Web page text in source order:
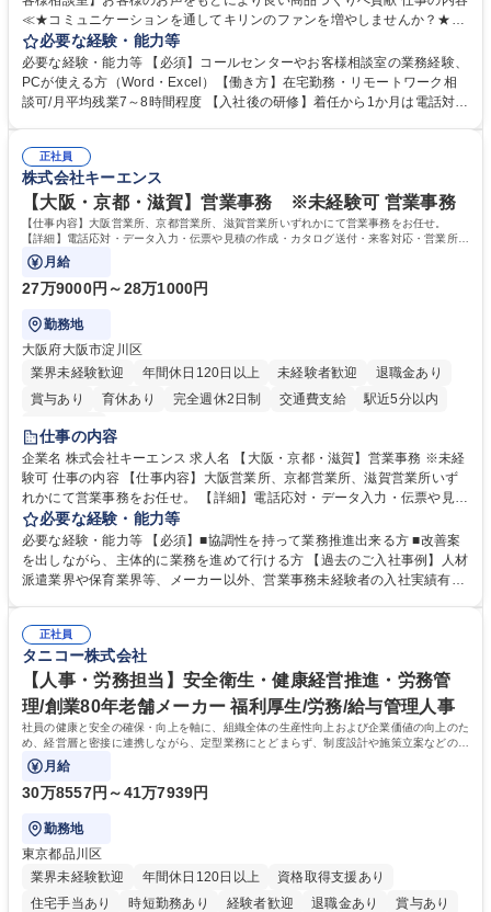
≪★コミュニケーションを通してキリンのファンを増やしませんか？★≫
お客様のお声をより良い商品づくりに活かしていく上で、窓口となるお客
様相談室でのお仕事です。 日々お客様からいただくキリングループへのご
意見を、企業活動に活かしています。お客様からの声に迅速かつ誠意をも
って対応、情報提供するとともにグループ内活動に反映しています。 【具
平均100件前後■メール・手紙：同上40件前後 募集職種 中野本社【お客様
相談室】お客様のお声をもとにより良い商品づくりへ貢献
必要な経験・能力等
必要な経験・能力等 【必須】コールセンターやお客様相談室の業務経験、
PCが使える方（Word・Excel）【働き方】在宅勤務・リモートワーク相
談可/月平均残業7～8時間程度 【入社後の研修】着任から1か月は電話対応
すのでご安心ください。 【当社について】キリングループの広報機能を担
う会社として、お客様との出会いを大切にし、磨き上げたホスピタリティ
を込めてコミュニケーションをとりながら広報関連業務を行っておりま
す。 学歴・資格 学歴：大学院 大学 高専 短大 専修学校 高校 語学力： 資
格：
正社員
株式会社キーエンス
【大阪・京都・滋賀】営業事務 ※未経験可 営業事務
【仕事内容】大阪営業所、京都営業所、滋賀営業所いずれかにて営業事務をお任せ。
【詳細】電話応対・データ入力・伝票や見積の作成・カタログ送付・来客対応・営業所内
で発生する事務業務や業務改善をお任せ。
月給
27万9000円～28万1000円
勤務地
大阪府大阪市淀川区
業界未経験歓迎
年間休日120日以上 未経験者歓迎
退職金あり
賞与あり
育休あり 完全週休2日制 交通費支給
駅近5分以内
土日祝休み
仕事の内容
企業名 株式会社キーエンス 求人名 【大阪・京都・滋賀】営業事務 ※未経
験可 仕事の内容 【仕事内容】大阪営業所、京都営業所、滋賀営業所いず
れかにて営業事務をお任せ。 【詳細】電話応対・データ入力・伝票や見積
の作成・カタログ送付・来客対応・営業所内で発生する事務業務や業務改
善をお任せ。 【教育制度】ご入社後、育成担当とペアになりながらOJTに
て業務を覚えていただくことが可能です。業務システムがきちんと構築さ
れているため、スムーズに仕事に慣れることができる環境です。また、
募集職種 【大阪・京都・滋賀】営業事務 ※未経験可
必要な経験・能力等
必要な経験・能力等 【必須】■協調性を持って業務推進出来る方 ■改善案
を出しながら、主体的に業務を進めて行ける方 【過去のご入社事例】人材
派遣業界や保育業界等、メーカー以外、営業事務未経験者の入社実績有
えて、お客様や社員の状況に合わせ、能動的なサポート、改善の動きも期
待され。組織を支えるスペシャリストとして、チームに貢献し、結果的に
社員から頼られる存在になることができます。平均19:30の退勤以降の業
務の持ち帰りも禁止されており、メリハリのある働き方となります。 学
歴・資格 学歴：大学院 大学 高専 短大 語学力： 資格：
正社員
タニコー株式会社
【人事・労務担当】安全衛生・健康経営推進・労務管
理/創業80年老舗メーカー 福利厚生/労務/給与管理人事
社員の健康と安全の確保・向上を軸に、組織全体の生産性向上および企業価値の向上のた
め、経営層と密接に連携しながら、定型業務にとどまらず、制度設計や施策立案などの上
流工程から関与していただきます。
月給
30万8557円～41万7939円
勤務地
東京都品川区
業界未経験歓迎
年間休日120日以上
資格取得支援あり
住宅手当あり
時短勤務あり 経験者歓迎 退職金あり
賞与あり